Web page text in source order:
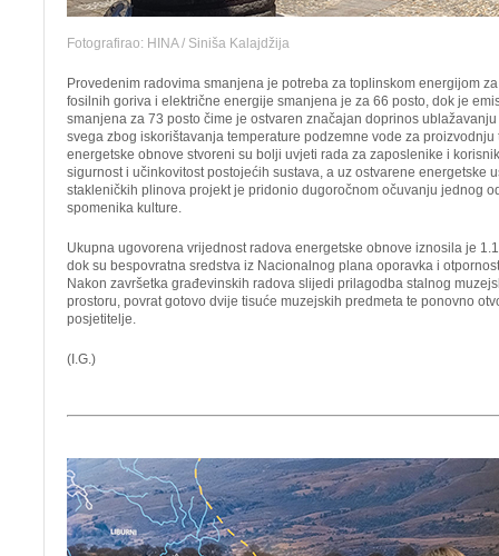
Fotografirao: HINA / Siniša Kalajdžija
Provedenim radovima smanjena je potreba za toplinskom energijom
fosilnih goriva i električne energije smanjena je za 66 posto, dok je
smanjena za 73 posto čime je ostvaren značajan doprinos
svega zbog iskorištavanja temperature podzemne vode za
energetske obnove stvoreni su bolji uvjeti rada za zaposlenike i
sigurnost i učinkovitost postojećih sustava, a uz ostvarene energetske
stakleničkih plinova projekt je pridonio dugoročnom očuvanju jednog
spomenika kulture.
Ukupna ugovorena vrijednost radova energetske obnove iznosila je
dok su bespovratna sredstva iz Nacionalnog plana oporavka i
Nakon završetka građevinskih radova slijedi prilagodba stalnog
prostoru, povrat gotovo dvije tisuće muzejskih predmeta te ponovno
posjetitelje.
(I.G.)